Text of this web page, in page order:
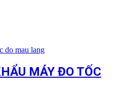
MÁY ĐO TỐC